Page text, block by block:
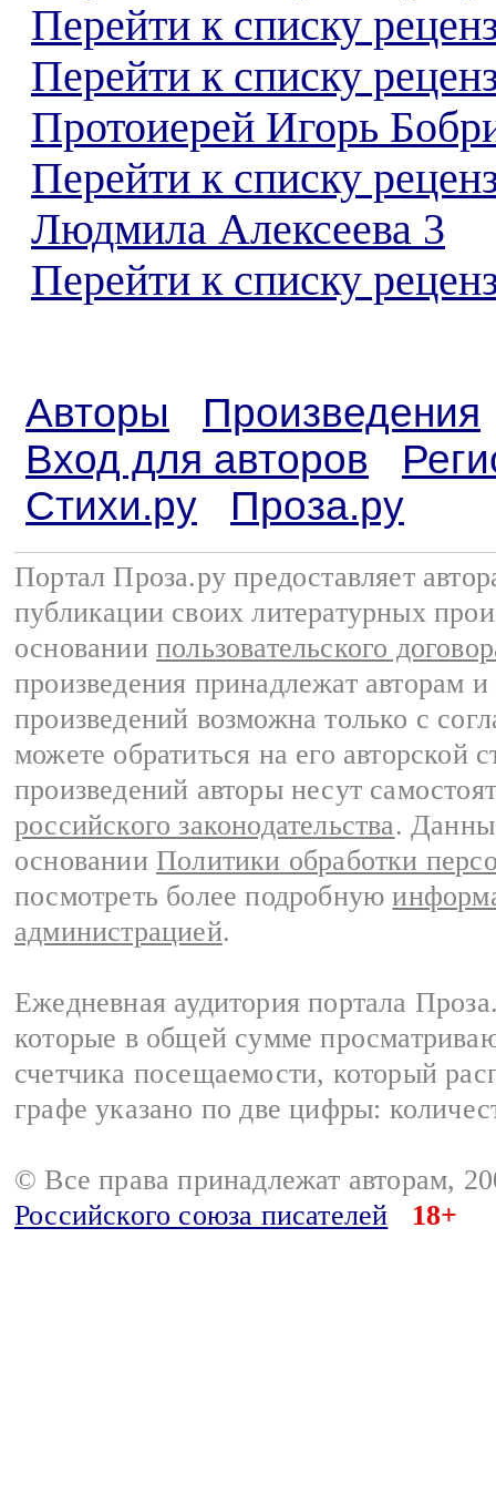
Перейти к списку
Перейти к списку
Протоиерей Игорь
Перейти к списку
Людмила Алексеева 3
Перейти к списку
Авторы
Произведения
Вход для авторов
Стихи.ру
Проза.ру
Портал Проза.ру предоставляет
публикации своих литературных
основании пользовательского
произведения принадлежат авторам
произведений возможна только с
можете обратиться на его авторской
произведений авторы несут
российского законодательства.
основании Политики обработки
посмотреть более подробную
администрацией.
Ежедневная аудитория портала
которые в общей сумме
счетчика посещаемости, который
графе указано по две цифры:
© Все права принадлежат авторам,
Российского союза писателей
18+